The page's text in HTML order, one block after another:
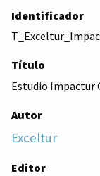
Identificador
Título
Estudio Impactur
Autor
Exceltur
Editor